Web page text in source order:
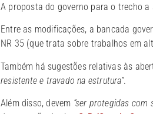
A proposta do governo para o trecho a
Entre as modificações, a bancada
NR 35 (que trata sobre trabalhos em
Também há sugestões relativas às
resistente e travado na estrutura”.
Além disso, devem “ser protegidas